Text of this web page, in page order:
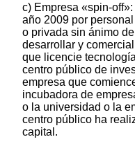
c) Empresa «spin-
año 2009 por
o privada sin ánimo
desarrollar y
que licencie
centro público de
empresa que
incubadora de
o la universidad o la
centro público ha
capital.